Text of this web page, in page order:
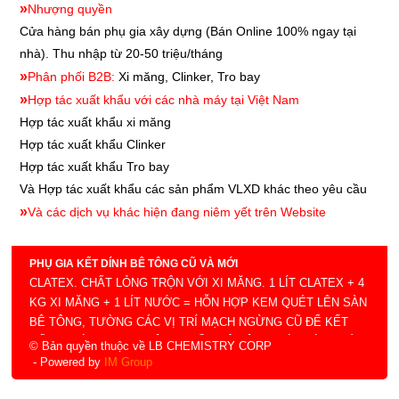
PHỤ GIA KẾT DÍNH BÊ TÔNG CŨ VÀ MỚI
CLATEX. CHẤT LỎNG TRỘN VỚI XI MĂNG. 1 LÍT CLATEX + 4
KG XI MĂNG + 1 LÍT NƯỚC = HỖN HỢP KEM QUÉT LÊN SÀN
BÊ TÔNG, TƯỜNG CÁC VỊ TRÍ MẠCH NGỪNG CŨ ĐỂ KẾT
NỐI TRƯỚC KHI THI CÔNG PHẦN BÊ TÔNG MỚI, LỚP TRÁT
MỚI. ĐỘ PHỦ 1 LÍT CLATEX + 4 KG XI MĂNG + 1 LÍT NƯỚC =
HỖN HỢP KEM QUÉT ĐƯỢC 4M2 (LB CHEMISTRY)
»Nhượng quyền
Cửa hàng bán phụ gia xây dựng (Bán Online 100% ngay tại
nhà). Thu nhập từ 20-50 triệu/tháng
»Phân phối B2B: Xi măng, Clinker, Tro bay
»Hợp tác xuất khẩu với các nhà máy tại Việt Nam
Hợp tác xuất khẩu xi măng
Hợp tác xuất khẩu Clinker
Hợp tác xuất khẩu Tro bay
Và Hợp tác xuất khẩu các sản phẩm VLXD khác theo yêu cầu
»Và các dịch vụ khác hiện đang niêm yết trên Website
© Bản quyền thuộc về LB CHEMISTRY CORP
- Powered by
IM Group